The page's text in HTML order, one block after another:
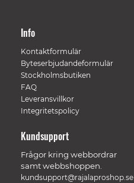
Info
Kontaktformulär
Byteserbjudandeformulär
Stockholmsbutiken
FAQ
Leveransvillkor
Integritetspolicy
Kundsupport
Frågor kring webbordrar
samt webbshoppen.
kundsupport@rajalaproshop.se